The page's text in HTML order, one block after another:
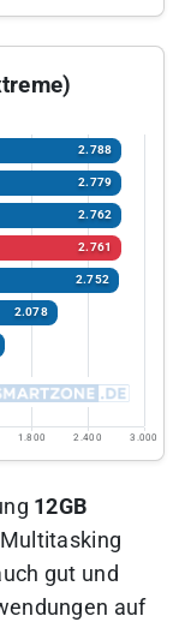
2.788
2.779
2.762
2.761
2.752
2.078
1.800 2.400 3.000
12GB
gut und
auf